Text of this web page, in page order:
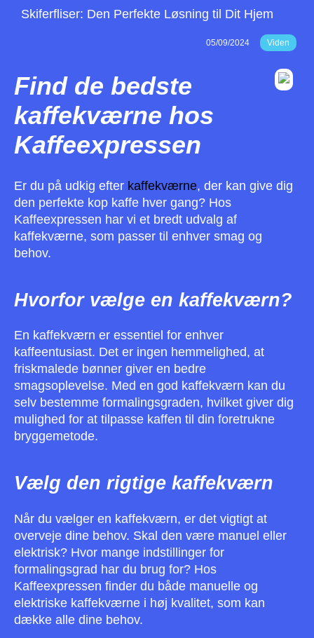
Skiferfliser: Den Perfekte Løsning til Dit Hjem
05/09/2024 Viden
Find de bedste
kaffekværne hos
Kaffeexpressen
Er du på udkig efter kaffekværne, der kan give dig
den perfekte kop kaffe hver gang? Hos
Kaffeexpressen har vi et bredt udvalg af
kaffekværne, som passer til enhver smag og
behov.
Hvorfor vælge en kaffekværn?
En kaffekværn er essentiel for enhver
kaffeentusiast. Det er ingen hemmelighed, at
friskmalede bønner giver en bedre
smagsoplevelse. Med en god kaffekværn kan du
selv bestemme formalingsgraden, hvilket giver dig
mulighed for at tilpasse kaffen til din foretrukne
bryggemetode.
Vælg den rigtige kaffekværn
Når du vælger en kaffekværn, er det vigtigt at
overveje dine behov. Skal den være manuel eller
elektrisk? Hvor mange indstillinger for
formalingsgrad har du brug for? Hos
Kaffeexpressen finder du både manuelle og
elektriske kaffekværne i høj kvalitet, som kan
dække alle dine behov.